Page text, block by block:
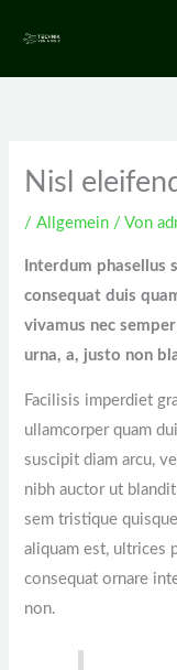
Inhalt
springen
Nisl
/Allgemein / Von
Interdum
consequat duis
vivamus nec
urna, a, justo non
Facilisis imperdiet
ullamcorper quam
suscipit diam arcu,
nibh auctor ut
sem tristique
aliquam est, ultrices
consequat ornare
non.